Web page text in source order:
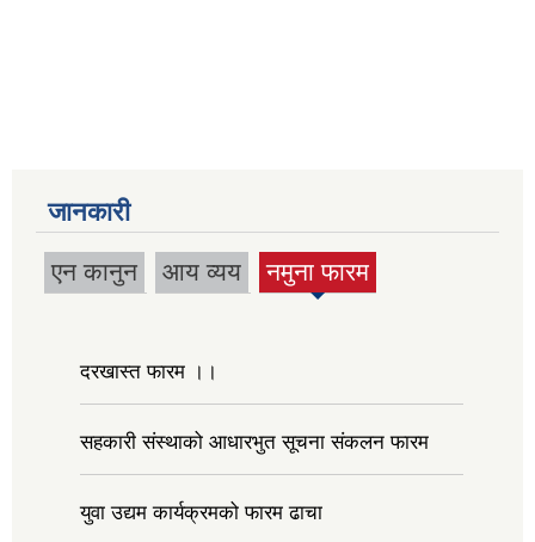
जानकारी
एन कानुन आय व्यय नमुना फारम
(active
दरखास्त फारम ।।
सहकारी संस्थाको आधारभुत सूचना संकलन फारम
युवा उद्यम कार्यक्रमको फारम ढाचा